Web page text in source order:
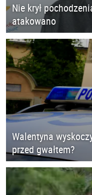
Nie krył
atakowano
Walentyna
przed gwałtem?